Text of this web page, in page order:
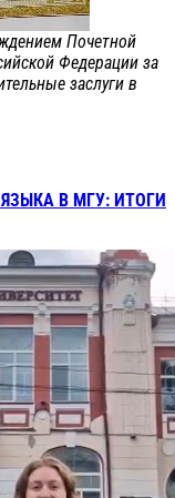
Почетной
Федерации за
заслуги в
В МГУ: ИТОГИ